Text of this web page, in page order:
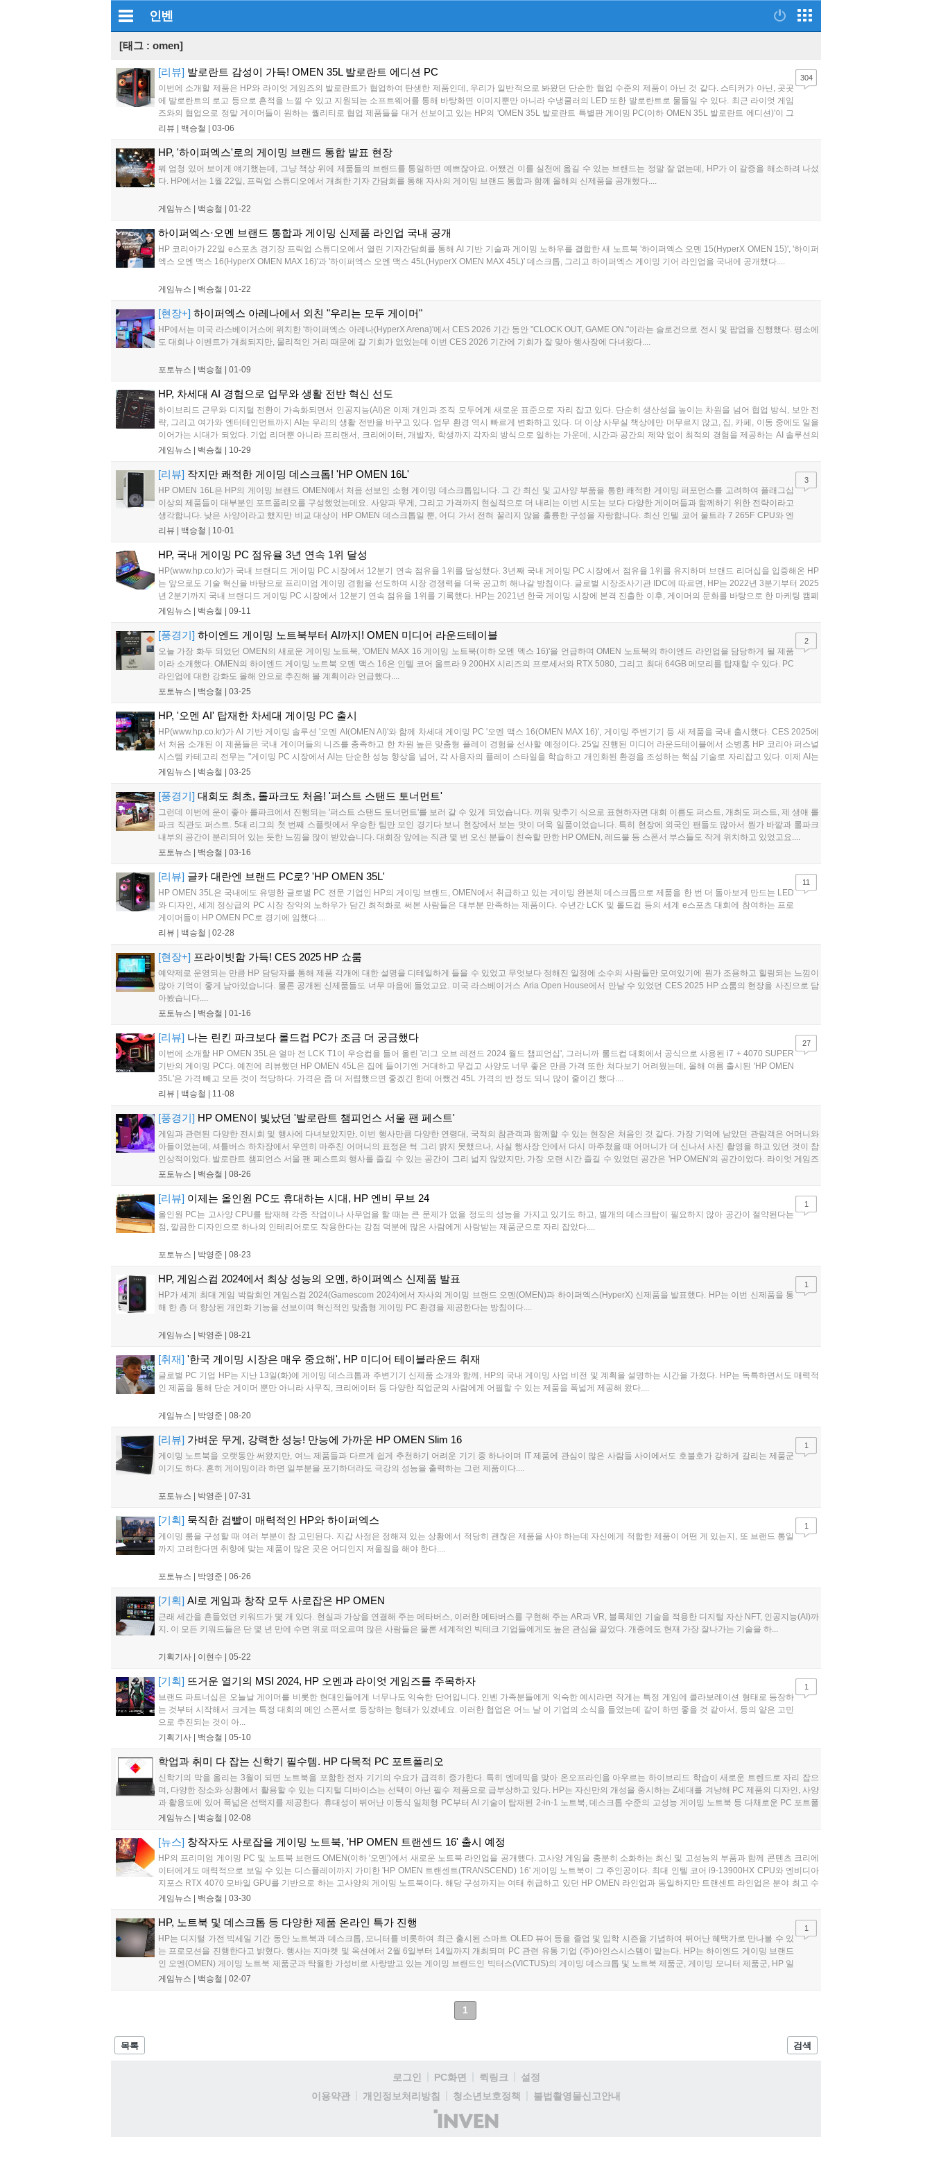
인벤
[태그 : omen]
[리뷰] 발로란트 감성이 가득! OMEN 35L 발로란트 에디션 PC
이번에 소개할 제품은 HP와 라이엇 게임즈의 발로란트가 협업하여 탄생한 제품인데, 우리가 일반적으로 봐왔던 단순한 협업 수준의 제품이 아닌 것 같다. 스티커가 아닌, 곳곳
에 발로란트의 로고 등으로 흔적을 느낄 수 있고 지원되는 소프트웨어를 통해 바탕화면 이미지뿐만 아니라 수냉쿨러의 LED 또한 발로란트로 물들일 수 있다. 최근 라이엇 게임
즈와의 협업으로 정말 게이머들이 원하는 퀄리티로 협업 제품들을 대거 선보이고 있는 HP의 'OMEN 35L 발로란트 특별판 게이밍 PC(이하 OMEN 35L 발로란트 에디션)'이 그
주인공이다....
리뷰 | 백승철 03-06
304
HP, '하이퍼엑스'로의 게이밍 브랜드 통합 발표 현장
뭐 엄청 있어 보이게 얘기했는데, 그냥 책상 위에 제품들의 브랜드를 통일하면 예쁘잖아요. 어쨌건 이를 실천에 옮길 수 있는 브랜드는 정말 잘 없는데, HP가 이 갈증을 해소하려 나섰
다. HP에서는 1월 22일, 프릭업 스튜디오에서 개최한 기자 간담회를 통해 자사의 게이밍 브랜드 통합과 함께 올해의 신제품을 공개했다....
게임뉴스 | 백승철 01-22
하이퍼엑스·오멘 브랜드 통합과 게이밍 신제품 라인업 국내 공개
HP 코리아가 22일 e스포츠 경기장 프릭업 스튜디오에서 열린 기자간담회를 통해 AI 기반 기술과 게이밍 노하우를 결합한 새 노트북 '하이퍼엑스 오멘 15(HyperX OMEN 15)', '하이퍼
엑스 오멘 맥스 16(HyperX OMEN MAX 16)'과 '하이퍼엑스 오멘 맥스 45L(HyperX OMEN MAX 45L)' 데스크톱, 그리고 하이퍼엑스 게이밍 기어 라인업을 국내에 공개했다....
게임뉴스 | 백승철 01-22
[현장+] 하이퍼엑스 아레나에서 외친 "우리는 모두 게이머"
HP에서는 미국 라스베이거스에 위치한 '하이퍼엑스 아레나(HyperX Arena)'에서 CES 2026 기간 동안 "CLOCK OUT, GAME ON."이라는 슬로건으로 전시 및 팝업을 진행했다. 평소에
도 대회나 이벤트가 개최되지만, 물리적인 거리 때문에 갈 기회가 없었는데 이번 CES 2026 기간에 기회가 잘 맞아 행사장에 다녀왔다....
포토뉴스 | 백승철 01-09
HP, 차세대 AI 경험으로 업무와 생활 전반 혁신 선도
하이브리드 근무와 디지털 전환이 가속화되면서 인공지능(AI)은 이제 개인과 조직 모두에게 새로운 표준으로 자리 잡고 있다. 단순히 생산성을 높이는 차원을 넘어 협업 방식, 보안 전
략, 그리고 여가와 엔터테인먼트까지 AI는 우리의 생활 전반을 바꾸고 있다. 업무 환경 역시 빠르게 변화하고 있다. 더 이상 사무실 책상에만 머무르지 않고, 집, 카페, 이동 중에도 일을
이어가는 시대가 되었다. 기업 리더뿐 아니라 프리랜서, 크리에이터, 개발자, 학생까지 각자의 방식으로 일하는 가운데, 시간과 공간의 제약 없이 최적의 경험을 제공하는 AI 솔루션의
필요성이 어느 때보다 커지고 있다....
게임뉴스 | 백승철 10-29
[리뷰] 작지만 쾌적한 게이밍 데스크톱! 'HP OMEN 16L'
HP OMEN 16L은 HP의 게이밍 브랜드 OMEN에서 처음 선보인 소형 게이밍 데스크톱입니다. 그 간 최신 및 고사양 부품을 통한 쾌적한 게이밍 퍼포먼스를 고려하여 플래그십
이상의 제품들이 대부분인 포트폴리오를 구성했었는데요. 사양과 무게, 그리고 가격까지 현실적으로 더 내리는 이번 시도는 보다 다양한 게이머들과 함께하기 위한 전략이라고
생각합니다. 낮은 사양이라고 했지만 비교 대상이 HP OMEN 데스크톱일 뿐, 어디 가서 전혀 꿀리지 않을 훌륭한 구성을 자랑합니다. 최신 인텔 코어 울트라 7 265F CPU와 엔
비디아 지포스 RTX 5060 Ti 그래픽카드를 기반으로 한 구성이기 때문입니다. 좀 더 저렴한 버전으로 인텔 Ultra 5 225F + RTX 5060 버전도 있으니 관심 있으신 분들이라면 확
리뷰 | 백승철 10-01
3
HP, 국내 게이밍 PC 점유율 3년 연속 1위 달성
HP(www.hp.co.kr)가 국내 브랜디드 게이밍 PC 시장에서 12분기 연속 점유율 1위를 달성했다. 3년째 국내 게이밍 PC 시장에서 점유율 1위를 유지하며 브랜드 리더십을 입증해온 HP
는 앞으로도 기술 혁신을 바탕으로 프리미엄 게이밍 경험을 선도하며 시장 경쟁력을 더욱 공고히 해나갈 방침이다. 글로벌 시장조사기관 IDC에 따르면, HP는 2022년 3분기부터 2025
년 2분기까지 국내 브랜디드 게이밍 PC 시장에서 12분기 연속 점유율 1위를 기록했다. HP는 2021년 한국 게이밍 시장에 본격 진출한 이후, 게이머의 문화를 바탕으로 한 마케팅 캠페
인과 제품 라인업으로 18개월 만에 업계 선두에 오르며 강력한 성장세를 보였다. 이후에도 지속적인 기술 혁신과 게이머 중심의 마케팅 전략을 통해 시장 내 입지를 꾸준히 강화하고
게임뉴스 | 백승철 09-11
[풍경기] 하이엔드 게이밍 노트북부터 AI까지! OMEN 미디어 라운드테이블
오늘 가장 화두 되었던 OMEN의 새로운 게이밍 노트북, 'OMEN MAX 16 게이밍 노트북(이하 오멘 멕스 16)'을 언급하며 OMEN 노트북의 하이엔드 라인업을 담당하게 될 제품
이라 소개했다. OMEN의 하이엔드 게이밍 노트북 오멘 맥스 16은 인텔 코어 울트라 9 200HX 시리즈의 프로세서와 RTX 5080, 그리고 최대 64GB 메모리를 탑재할 수 있다. PC
라인업에 대한 강화도 올해 안으로 추진해 볼 계획이라 언급했다....
포토뉴스 | 백승철 03-25
2
HP, '오멘 AI' 탑재한 차세대 게이밍 PC 출시
HP(www.hp.co.kr)가 AI 기반 게이밍 솔루션 '오멘 AI(OMEN AI)'와 함께 차세대 게이밍 PC '오멘 맥스 16(OMEN MAX 16)', 게이밍 주변기기 등 새 제품을 국내 출시했다. CES 2025에
서 처음 소개된 이 제품들은 국내 게이머들의 니즈를 충족하고 한 차원 높은 맞춤형 플레이 경험을 선사할 예정이다. 25일 진행된 미디어 라운드테이블에서 소병홍 HP 코리아 퍼스널
시스템 카테고리 전무는 "게이밍 PC 시장에서 AI는 단순한 성능 향상을 넘어, 각 사용자의 플레이 스타일을 학습하고 개인화된 환경을 조성하는 핵심 기술로 자리잡고 있다. 이제 AI는
게임 설정 최적화 뿐 아니라 게이머 개개인의 특성을 반영한 맞춤형 경험을 제공하게 될 것"이라며...
게임뉴스 | 백승철 03-25
[풍경기] 대회도 최초, 롤파크도 처음! '퍼스트 스탠드 토너먼트'
그런데 이번에 운이 좋아 롤파크에서 진행되는 '퍼스트 스탠드 토너먼트'를 보러 갈 수 있게 되었습니다. 끼워 맞추기 식으로 표현하자면 대회 이름도 퍼스트, 개최도 퍼스트, 제 생애 롤
파크 직관도 퍼스트. 5대 리그의 첫 번째 스플릿에서 우승한 팀만 모인 경기다 보니 현장에서 보는 맛이 더욱 일품이었습니다. 특히 현장에 외국인 팬들도 많아서 뭔가 바깥과 롤파크
내부의 공간이 분리되어 있는 듯한 느낌을 많이 받았습니다. 대회장 앞에는 직관 몇 번 오신 분들이 친숙할 만한 HP OMEN, 레드불 등 스폰서 부스들도 작게 위치하고 있었고요....
포토뉴스 | 백승철 03-16
[리뷰] 글카 대란엔 브랜드 PC로? 'HP OMEN 35L'
HP OMEN 35L은 국내에도 유명한 글로벌 PC 전문 기업인 HP의 게이밍 브랜드, OMEN에서 취급하고 있는 게이밍 완본체 데스크톱으로 제품을 한 번 더 돌아보게 만드는 LED
와 디자인, 세계 정상급의 PC 시장 장악의 노하우가 담긴 최적화로 써본 사람들은 대부분 만족하는 제품이다. 수년간 LCK 및 롤드컵 등의 세계 e스포츠 대회에 참여하는 프로
게이머들이 HP OMEN PC로 경기에 임했다....
리뷰 | 백승철 02-28
11
[현장+] 프라이빗함 가득! CES 2025 HP 쇼룸
예약제로 운영되는 만큼 HP 담당자를 통해 제품 각개에 대한 설명을 디테일하게 들을 수 있었고 무엇보다 정해진 일정에 소수의 사람들만 모여있기에 뭔가 조용하고 힐링되는 느낌이
많아 기억이 좋게 남아있습니다. 물론 공개된 신제품들도 너무 마음에 들었고요. 미국 라스베이거스 Aria Open House에서 만날 수 있었던 CES 2025 HP 쇼룸의 현장을 사진으로 담
아봤습니다....
포토뉴스 | 백승철 01-16
[리뷰] 나는 린킨 파크보다 롤드컵 PC가 조금 더 궁금했다
이번에 소개할 HP OMEN 35L은 얼마 전 LCK T1이 우승컵을 들어 올린 '리그 오브 레전드 2024 월드 챔피언십', 그러니까 롤드컵 대회에서 공식으로 사용된 i7 + 4070 SUPER
기반의 게이밍 PC다. 예전에 리뷰했던 HP OMEN 45L은 집에 들이기엔 거대하고 무겁고 사양도 너무 좋은 만큼 가격 또한 쳐다보기 어려웠는데, 올해 여름 출시된 'HP OMEN
35L'은 가격 빼고 모든 것이 적당하다. 가격은 좀 더 저렴했으면 좋겠긴 한데 어쨌건 45L 가격의 반 정도 되니 많이 줄이긴 했다....
리뷰 | 백승철 11-08
27
[풍경기] HP OMEN이 빛났던 '발로란트 챔피언스 서울 팬 페스트'
게임과 관련된 다양한 전시회 및 행사에 다녀보았지만, 이번 행사만큼 다양한 연령대, 국적의 참관객과 함께할 수 있는 현장은 처음인 것 같다. 가장 기억에 남았던 관람객은 어머니와
아들이었는데, 셔틀버스 하차장에서 우연히 마주친 어머니의 표정은 썩 그리 밝지 못했으나, 사실 행사장 안에서 다시 마주쳤을 때 어머니가 더 신나서 사진 촬영을 하고 있던 것이 참
인상적이었다. 발로란트 챔피언스 서울 팬 페스트의 행사를 즐길 수 있는 공간이 그리 넓지 않았지만, 가장 오랜 시간 즐길 수 있었던 공간은 'HP OMEN'의 공간이었다. 라이엇 게임즈
와 공식 파트너십을 맺은 HP OMEN, HYPERX(하이퍼엑스)와 함께 직접 발로란트를 플레이할 수 있는 공간으로 꾸며진 부스였다....
포토뉴스 | 백승철 08-26
[리뷰] 이제는 올인원 PC도 휴대하는 시대, HP 엔비 무브 24
올인원 PC는 고사양 CPU를 탑재해 각종 작업이나 사무업을 할 때는 큰 문제가 없을 정도의 성능을 가지고 있기도 하고, 별개의 데스크탑이 필요하지 않아 공간이 절약된다는
점, 깔끔한 디자인으로 하나의 인테리어로도 작용한다는 강점 덕분에 많은 사람에게 사랑받는 제품군으로 자리 잡았다....
포토뉴스 | 박영준 08-23
1
HP, 게임스컴 2024에서 최상 성능의 오멘, 하이퍼엑스 신제품 발표
HP가 세계 최대 게임 박람회인 게임스컴 2024(Gamescom 2024)에서 자사의 게이밍 브랜드 오멘(OMEN)과 하이퍼엑스(HyperX) 신제품을 발표했다. HP는 이번 신제품을 통
해 한 층 더 향상된 개인화 기능을 선보이며 혁신적인 맞춤형 게이밍 PC 환경을 제공한다는 방침이다....
게임뉴스 | 박영준 08-21
1
[취재] '한국 게이밍 시장은 매우 중요해', HP 미디어 테이블라운드 취재
글로벌 PC 기업 HP는 지난 13일(화)에 게이밍 데스크톱과 주변기기 신제품 소개와 함께, HP의 국내 게이밍 사업 비전 및 계획을 설명하는 시간을 가졌다. HP는 독특하면서도 매력적
인 제품을 통해 단순 게이머 뿐만 아니라 사무직, 크리에이터 등 다양한 직업군의 사람에게 어필할 수 있는 제품을 폭넓게 제공해 왔다....
게임뉴스 | 박영준 08-20
[리뷰] 가벼운 무게, 강력한 성능! 만능에 가까운 HP OMEN Slim 16
게이밍 노트북을 오랫동안 써왔지만, 여느 제품들과 다르게 쉽게 추천하기 어려운 기기 중 하나이며 IT 제품에 관심이 많은 사람들 사이에서도 호불호가 강하게 갈리는 제품군
이기도 하다. 흔히 게이밍이라 하면 일부분을 포기하더라도 극강의 성능을 출력하는 그런 제품이다....
포토뉴스 | 박영준 07-31
1
[기획] 묵직한 검빨이 매력적인 HP와 하이퍼엑스
게이밍 룸을 구성할 때 여러 부분이 참 고민된다. 지갑 사정은 정해져 있는 상황에서 적당히 괜찮은 제품을 사야 하는데 자신에게 적합한 제품이 어떤 게 있는지, 또 브랜드 통일
까지 고려한다면 취향에 맞는 제품이 많은 곳은 어디인지 저울질을 해야 한다....
포토뉴스 | 박영준 06-26
1
[기획] AI로 게임과 창작 모두 사로잡은 HP OMEN
근래 세간을 흔들었던 키워드가 몇 개 있다. 현실과 가상을 연결해 주는 메타버스, 이러한 메타버스를 구현해 주는 AR과 VR, 블록체인 기술을 적용한 디지털 자산 NFT, 인공지능(AI)까
지. 이 모든 키워드들은 단 몇 년 만에 수면 위로 떠오르며 많은 사람들은 물론 세계적인 빅테크 기업들에게도 높은 관심을 끌었다. 개중에도 현재 가장 잘나가는 기술을 하...
기획기사 | 이현수 05-22
[기획] 뜨거운 열기의 MSI 2024, HP 오멘과 라이엇 게임즈를 주목하자
브랜드 파트너십은 오늘날 게이머를 비롯한 현대인들에게 너무나도 익숙한 단어입니다. 인벤 가족분들에게 익숙한 예시라면 작게는 특정 게임에 콜라보레이션 형태로 등장하
는 것부터 시작해서 크게는 특정 대회의 메인 스폰서로 등장하는 형태가 있겠네요. 이러한 협업은 어느 날 이 기업의 소식을 들었는데 같이 하면 좋을 것 같아서, 등의 얕은 고민
으로 추진되는 것이 아...
기획기사 | 백승철 05-10
1
학업과 취미 다 잡는 신학기 필수템. HP 다목적 PC 포트폴리오
신학기의 막을 올리는 3월이 되면 노트북을 포함한 전자 기기의 수요가 급격히 증가한다. 특히 엔데믹을 맞아 온오프라인을 아우르는 하이브리드 학습이 새로운 트렌드로 자리 잡으
며, 다양한 장소와 상황에서 활용할 수 있는 디지털 디바이스는 선택이 아닌 필수 제품으로 급부상하고 있다. HP는 자신만의 개성을 중시하는 Z세대를 겨냥해 PC 제품의 디자인, 사양
과 활용도에 있어 폭넓은 선택지를 제공한다. 휴대성이 뛰어난 이동식 일체형 PC부터 AI 기술이 탑재된 2-in-1 노트북, 데스크톱 수준의 고성능 게이밍 노트북 등 다채로운 PC 포트폴
리오를 갖췄다....
게임뉴스 | 백승철 02-08
[뉴스] 창작자도 사로잡을 게이밍 노트북, 'HP OMEN 트랜센드 16' 출시 예정
HP의 프리미엄 게이밍 PC 및 노트북 브랜드 OMEN(이하 '오멘')에서 새로운 노트북 라인업을 공개했다. 고사양 게임을 충분히 소화하는 최신 및 고성능의 부품과 함께 콘텐츠 크리에
이터에게도 매력적으로 보일 수 있는 디스플레이까지 가미한 'HP OMEN 트랜센트(TRANSCEND) 16' 게이밍 노트북이 그 주인공이다. 최대 인텔 코어 i9-13900HX CPU와 엔비디아
지포스 RTX 4070 모바일 GPU를 기반으로 하는 고사양의 게이밍 노트북이다. 해당 구성까지는 여태 취급하고 있던 HP OMEN 라인업과 동일하지만 트랜센트 라인업은 분야 최고 수
준의 디스플레이 사양을 제공한다....
게임뉴스 | 백승철 03-30
HP, 노트북 및 데스크톱 등 다양한 제품 온라인 특가 진행
HP는 디지털 가전 빅세일 기간 동안 노트북과 데스크톱, 모니터를 비롯하여 최근 출시된 스마트 OLED 뷰어 등을 졸업 및 입학 시즌을 기념하여 뛰어난 혜택가로 만나볼 수 있
는 프로모션을 진행한다고 밝혔다. 행사는 지마켓 및 옥션에서 2월 6일부터 14일까지 개최되며 PC 관련 유통 기업 (주)아인스시스템이 맡는다. HP는 하이엔드 게이밍 브랜드
인 오멘(OMEN) 게이밍 노트북 제품군과 탁월한 가성비로 사랑받고 있는 게이밍 브랜드인 빅터스(VICTUS)의 게이밍 데스크톱 및 노트북 제품군, 게이밍 모니터 제품군, HP 일
체형 PC 그리고 작년 10월 런칭 이후 좋은 반응을 얻고 있는 13.3형 OLED 패널이 적용된 유무선 포터블 모니터 스마트 OLED 뷰어 등을 15% 디지털 가전 빅세일 쿠폰과 중복
게임뉴스 | 백승철 02-07
1
1
목록 검색
로그인 PC화면 퀵링크
설정
이용약관
개인정보처리방침 청소년보호정책
불법촬영물신고안내
(주)
인